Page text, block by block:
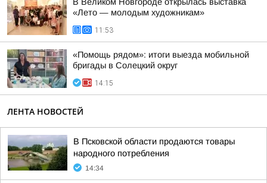
«Лето — молодым художникам»
11:53
«Помощь рядом»: итоги выезда мобильной
бригады в Солецкий округ
14:15
ЛЕНТА НОВОСТЕЙ
В Псковской области продаются товары
народного потребления
14:34